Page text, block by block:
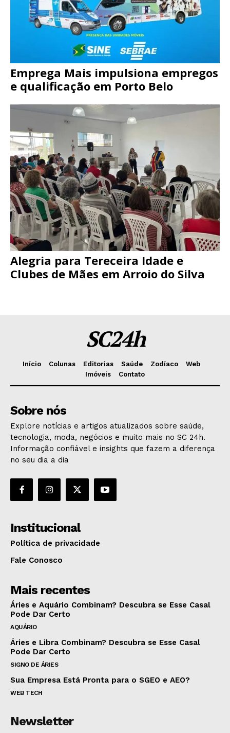
Emprega Mais impulsiona empregos
e qualificação em Porto Belo
Alegria para Tereceira Idade e
Clubes de Mães em Arroio do Silva
SC24h
Início Colunas Editorias Saúde Zodíaco
Web
Imóveis
Contato
Sobre nós
Explore notícias e artigos atualizados sobre saúde,
tecnologia, moda, negócios e muito mais no SC 24h.
Informação confiável e insights que fazem a diferença
no seu dia a dia
Institucional
Política de privacidade
Fale Conosco
Mais recentes
Áries e Aquário Combinam? Descubra se Esse Casal
Pode Dar Certo
AQUÁRIO
Áries e Libra Combinam? Descubra se Esse Casal
Pode Dar Certo
SIGNO DE ÁRIES
Sua Empresa Está Pronta para o SGEO e AEO?
WEB TECH
Newsletter